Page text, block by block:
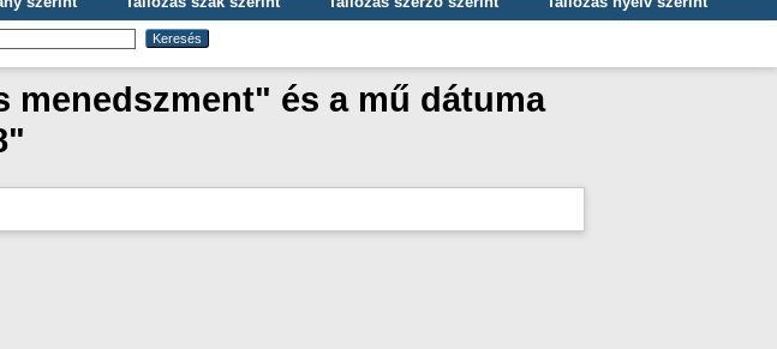
menedszment" és a mű dátuma